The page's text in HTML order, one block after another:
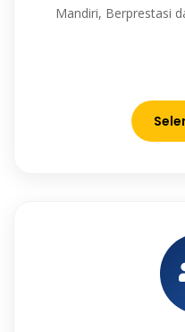
Mandiri, Berprestasi